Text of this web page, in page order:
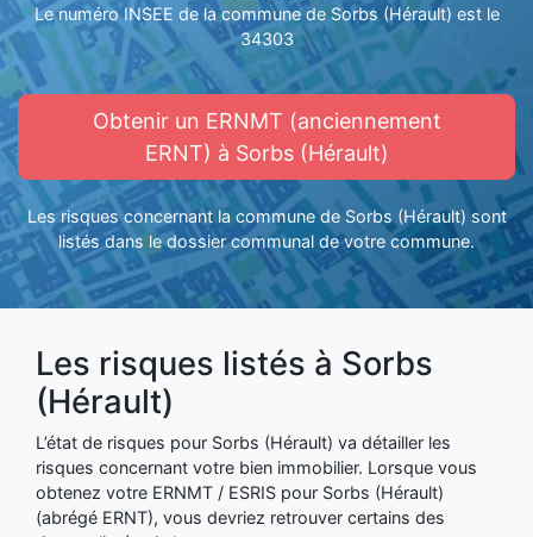
Le numéro INSEE de la commune de Sorbs (Hérault) est le
34303
Obtenir un ERNMT (anciennement
ERNT) à Sorbs (Hérault)
Les risques concernant la commune de Sorbs (Hérault) sont
listés dans le dossier communal de votre commune.
Les risques listés à Sorbs
(Hérault)
L’état de risques pour Sorbs (Hérault) va détailler les
risques concernant votre bien immobilier. Lorsque vous
obtenez votre ERNMT / ESRIS pour Sorbs (Hérault)
(abrégé ERNT), vous devriez retrouver certains des